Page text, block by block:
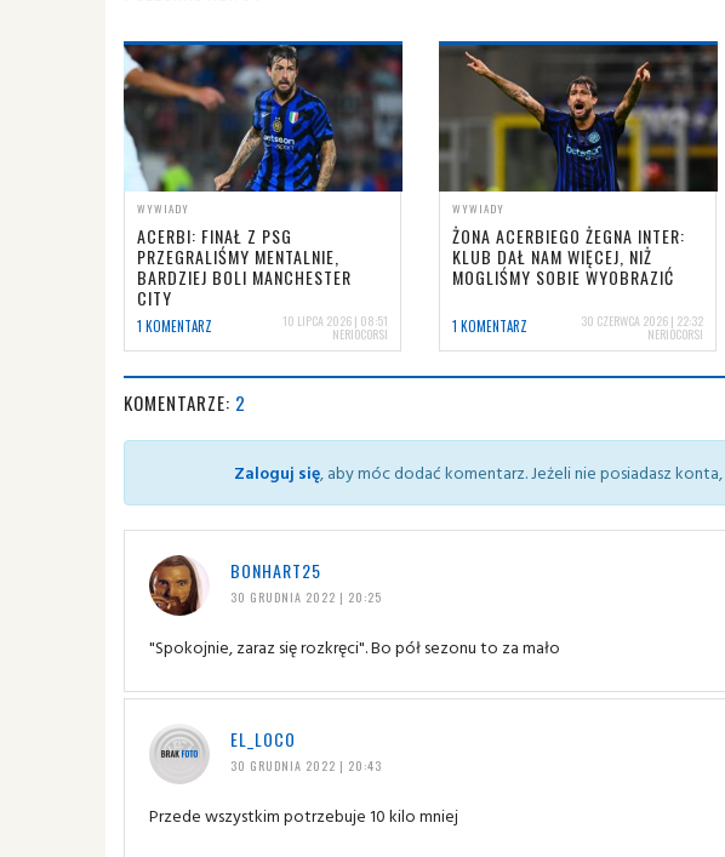
WYWIADY
ACERBI: FINAŁ Z PSG
PRZEGRALIŚMY MENTALNIE,
BARDZIEJ BOLI MANCHESTER
CITY
1 KOMENTARZ 10 LIPCA 2026 | 08:51
NERIOCORSI
WYWIADY
ŻONA ACERBIEGO ŻEGNA INTER:
KLUB DAŁ NAM WIĘCEJ, NIŻ
MOGLIŚMY SOBIE WYOBRAZIĆ
1 KOMENTARZ 30 CZERWCA 2026 | 22:32
NERIOCORSI
KOMENTARZE: 2
Zaloguj się, aby móc dodać komentarz. Jeżeli nie posiadasz
BONHART25
30 GRUDNIA 2022 | 20:25
"Spokojnie, zaraz się rozkręci". Bo pół sezonu to za mało
EL_LOCO
30 GRUDNIA 2022 | 20:43
Przede wszystkim potrzebuje 10 kilo mniej